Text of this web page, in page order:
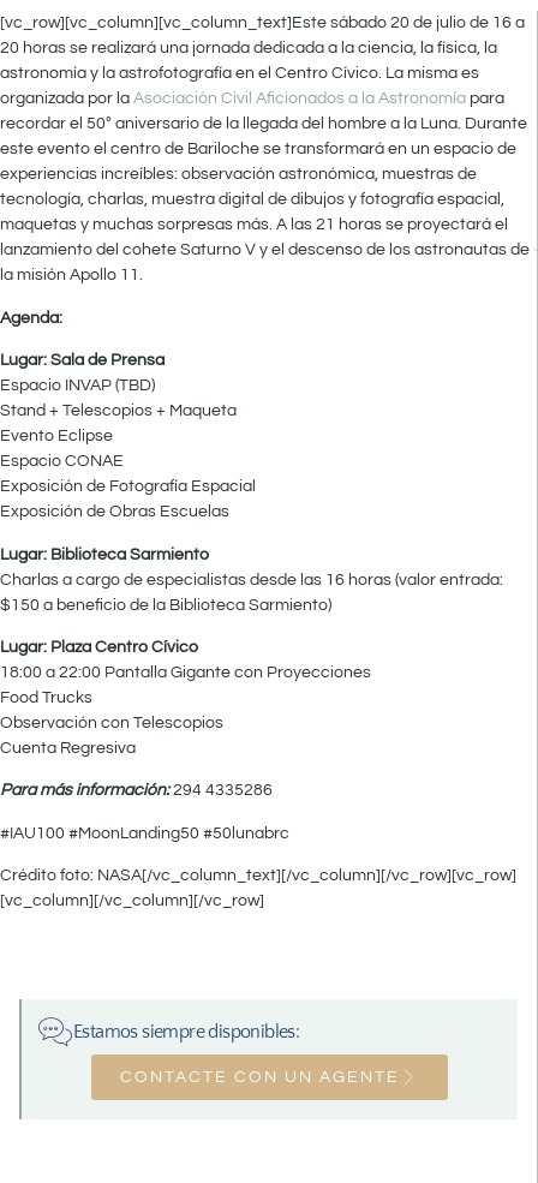
[vc_row][vc_column][vc_column_text]Este sábado 20 de julio de 16 a
20 horas se realizará una jornada dedicada a la ciencia, la física, la
astronomía y la astrofotografía en el Centro Cívico. La misma es
organizada por la Asociación Civil Aficionados a la Astronomía para
recordar el 50° aniversario de la llegada del hombre a la Luna. Durante
este evento el centro de Bariloche se transformará en un espacio de
experiencias increíbles: observación astronómica, muestras de
tecnología, charlas, muestra digital de dibujos y fotografía espacial,
maquetas y muchas sorpresas más. A las 21 horas se proyectará el
lanzamiento del cohete Saturno V y el descenso de los astronautas de
la misión Apollo 11.
Agenda:
Lugar: Sala de Prensa
Espacio INVAP (TBD)
Stand + Telescopios + Maqueta
Evento Eclipse
Espacio CONAE
Exposición de Fotografía Espacial
Exposición de Obras Escuelas
Lugar: Biblioteca Sarmiento
Charlas a cargo de especialistas desde las 16 horas (valor entrada:
$150 a beneficio de la Biblioteca Sarmiento)
Lugar: Plaza Centro Cívico
18:00 a 22:00 Pantalla Gigante con Proyecciones
Food Trucks
Observación con Telescopios
Cuenta Regresiva
Para más información:294 4335286
#IAU100 #MoonLanding50 #50lunabrc
Crédito foto: NASA[/vc_column_text][/vc_column][/vc_row][vc_row]
[vc_column][/vc_column][/vc_row]
Estamos siempre disponibles:
CONTACTE CON UN AGENTE